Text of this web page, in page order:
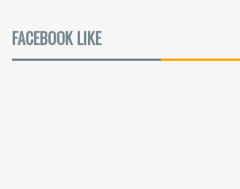
FACEBOOK LIKE